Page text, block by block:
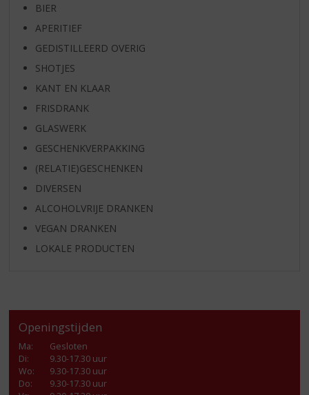
BIER
APERITIEF
GEDISTILLEERD OVERIG
SHOTJES
KANT EN KLAAR
FRISDRANK
GLASWERK
GESCHENKVERPAKKING
(RELATIE)GESCHENKEN
DIVERSEN
ALCOHOLVRIJE DRANKEN
VEGAN DRANKEN
LOKALE PRODUCTEN
Openingstijden
Ma:
Gesloten
Di:
9.30-17.30 uur
Wo:
9.30-17.30 uur
Do:
9.30-17.30 uur